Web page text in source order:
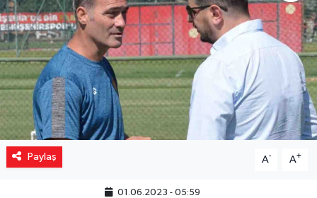
Paylaş A- A+
01.06.2023 - 05:59
Resmi ilanlar